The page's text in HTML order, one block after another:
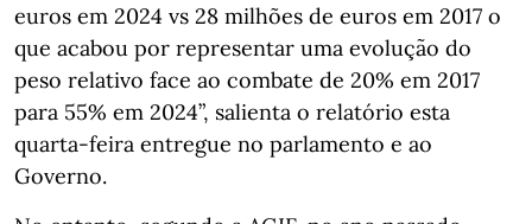
euros em 2024 vs 28 milhões de euros em 2017 o
que acabou por representar uma evolução do
peso relativo face ao combate de 20% em 2017
para 55% em 2024”, salienta o relatório esta
quarta-feira entregue no parlamento e ao
Governo.